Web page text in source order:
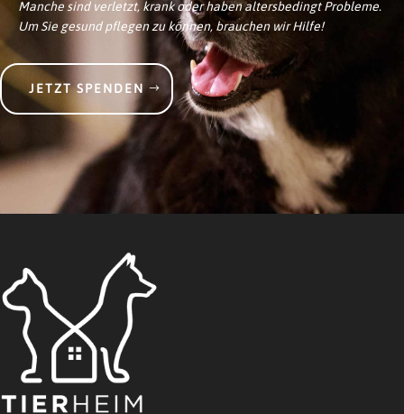
Manche sind verletzt, krank oder haben altersbedingt Probleme.
Um Sie gesund pflegen zu können, brauchen wir Hilfe!
JETZT SPENDEN